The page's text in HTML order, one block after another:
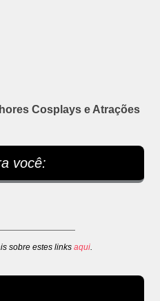
Cosplays e Atrações
você:
sobre estes links aqui.